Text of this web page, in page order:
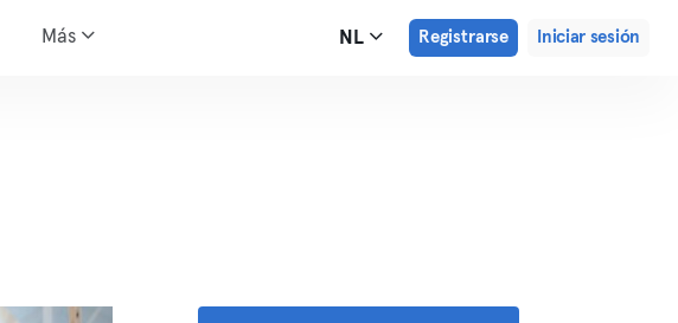
Más NL Registrarse Iniciar sesión